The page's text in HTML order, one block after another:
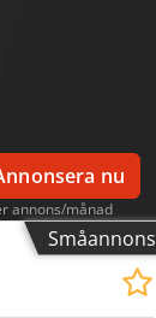
nu
annons/månad
Småannons